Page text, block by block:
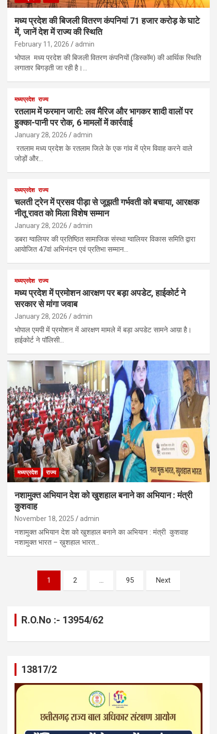
मध्य प्रदेश की बिजली वितरण कंपनियां 71 हजार करोड़ के घाटे
में, जानें देश में राज्य की स्थिति
February 11, 2026 admin
भोपाल मध्य प्रदेश की बिजली वितरण कंपनियों (डिस्कॉम) की आर्थिक स्थिति
लगातार बिगड़ती जा रही है।…
मध्यप्रदेश राज्य
रतलाम में फरमान जारी: लव मैरिज और भागकर शादी वालों पर
हुक्का-पानी पर रोक, 6 मामलों में कार्रवाई
January 28, 2026 admin
रतलाम मध्य प्रदेश के रतलाम जिले के एक गांव में प्रेम विवाह करने वाले
जोड़ों और…
मध्यप्रदेश राज्य
चलती ट्रेन में प्रसव पीड़ा से जूझती गर्भवती को बचाया, आरक्षक
नीतू रावत को मिला विशेष सम्मान
January 28, 2026 admin
डबरा ग्वालियर की प्रतिष्ठित सामाजिक संस्था ग्वालियर विकास समिति द्वारा
आयोजित 47वां अभिनंदन एवं प्रतिभा सम्मान…
मध्यप्रदेश राज्य
मध्य प्रदेश में प्रमोशन आरक्षण पर बड़ा अपडेट, हाईकोर्ट ने
सरकार से मांगा जवाब
January 28, 2026 admin
भोपाल एमपी में प्रमोशन में आरक्षण मामले में बड़ा अपडेट सामने आय़ा है।
हाईकोर्ट ने पॉलिसी…
मध्यप्रदेश राज्य
नशामुक्त अभियान देश को खुशहाल बनाने का अभियान : मंत्री
कुशवाह
November 18, 2025 admin
नशामुक्त अभियान देश को खुशहाल बनाने का अभियान : मंत्री कुशवाह
नशामुक्त भारत – ख़ुशहाल भारत…
pagination
1 2 95 Next
R.O.No :- 13954/62
13817/2